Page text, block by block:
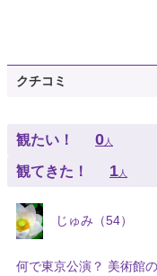
クチコミ
観たい！ 0人
観てきた！ 1人
じゅみ（54）
何で東京公演？ 美術館